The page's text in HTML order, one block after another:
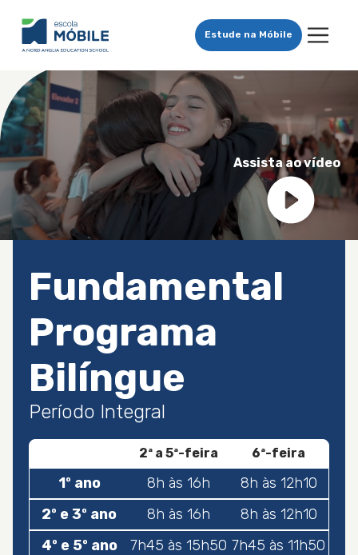
Estude na Móbile
Assista ao vídeo
Fundamental
Programa
Bilíngue
Período Integral
2ª a 5ª-feira 6ª-feira
1º ano 8h às 16h
8h às 12h10
2º e 3º ano
8h às 16h
8h às 12h10
4º e 5º ano
7h45 às 15h50 7h45 às 11h50